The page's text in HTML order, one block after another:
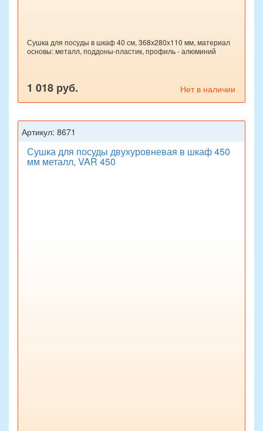
Сушка для посуды в шкаф 40 см, 368х280х110 мм, материал
основы: металл, поддоны-пластик, профиль - алюминий
1 018 руб. Нет в наличии
Артикул: 8671
Сушка для посуды двухуровневая в шкаф 450
мм металл, VAR 450